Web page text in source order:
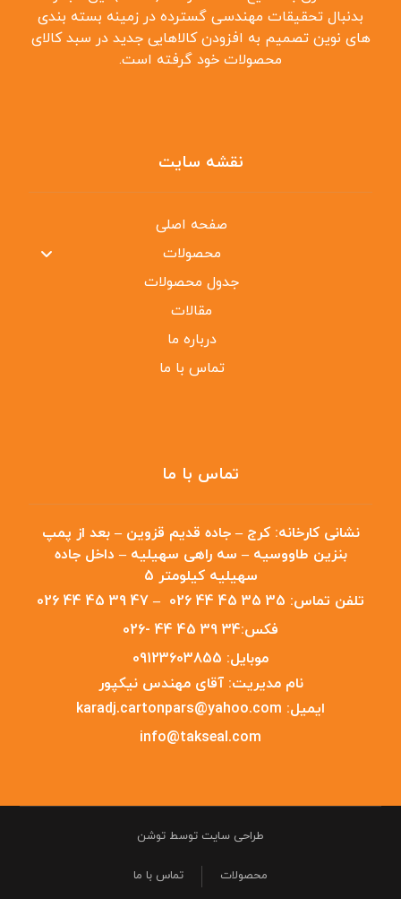
بدنبال تحقیقات مهندسی گسترده در زمینه بسته بندی
‌های نوین تصمیم به افزودن کالاهایی جدید در سبد کالای
محصولات خود گرفته است.
نقشه سایت
صفحه اصلی
محصولات
جدول محصولات
مقالات
درباره ما
تماس با ما
تماس با ما
نشانی کارخانه:کرج – جاده قدیم قزوین – بعد از پمپ
بنزین طاووسیه – سه راهی سهیلیه – داخل جاده
سهیلیه کیلومتر 5
تلفن تماس: 35 35 45 44 026
–
47 39 45 44 026
فکس:34 39 45 44 -026
موبایل: 09123603855
نام مدیریت:آقای مهندس نیکپور
ایمیل: karadj.cartonpars@yahoo.com
info@takseal.com
طراحی سایت توسط توشن
تماس با ما محصولات